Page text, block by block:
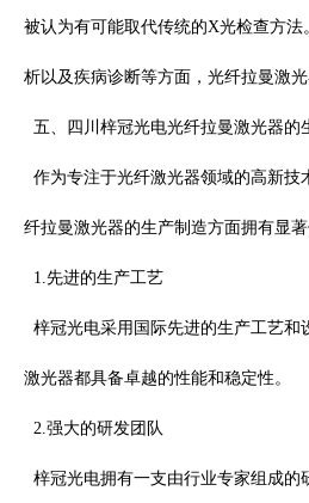
被认为有可能取代传统的X光检查方法
析以及疾病诊断等方面，光纤拉曼激
五、四川梓冠光电光纤拉曼激光器的
作为专注于光纤激光器领域的高新技
纤拉曼激光器的生产制造方面拥有显著
1.先进的生产工艺
梓冠光电采用国际先进的生产工艺和
激光器都具备卓越的性能和稳定性。
2.强大的研发团队
梓冠光电拥有一支由行业专家组成的